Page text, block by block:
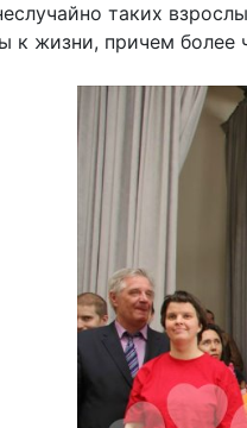
таких
к жизни, причем более